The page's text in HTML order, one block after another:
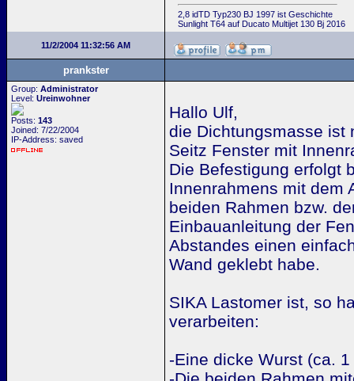
2,8 idTD Typ230 BJ 1997 ist Geschichte
Sunlight T64 auf Ducato Multijet 130 Bj 2016
11/2/2004 11:32:56 AM
prankster
Group: Administrator
Level: Ureinwohner
Posts: 143
Joined: 7/22/2004
IP-Address: saved
Hallo Ulf,
die Dichtungsmasse ist
Seitz Fenster mit
Die Befestigung erfolgt
Innenrahmens mit dem
beiden Rahmen bzw.
Einbauanleitung der
Abstandes einen
Wand geklebt habe.
SIKA Lastomer ist, so
verarbeiten:
-Eine dicke Wurst (ca.